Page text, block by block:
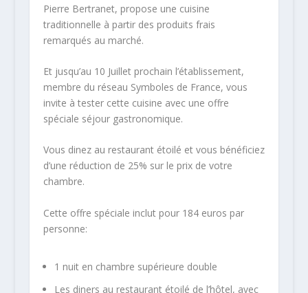
Pierre Bertranet, propose une cuisine
traditionnelle à partir des produits frais
remarqués au marché.
Et jusqu’au 10 Juillet prochain l’établissement,
membre du réseau Symboles de France, vous
invite à tester cette cuisine avec une offre
spéciale séjour gastronomique.
Vous dinez au restaurant étoilé et vous bénéficiez
d’une réduction de 25% sur le prix de votre
chambre.
Cette offre spéciale inclut pour 184 euros par
personne:
1 nuit en chambre supérieure double
Les diners au restaurant étoilé de l’hôtel, avec